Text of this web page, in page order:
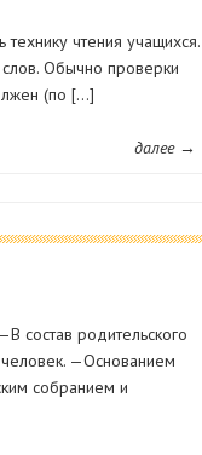
чтения учащихся.
слов. Обычно проверки
(по […]
далее →
состав родительского
человек. —Основанием
собранием и